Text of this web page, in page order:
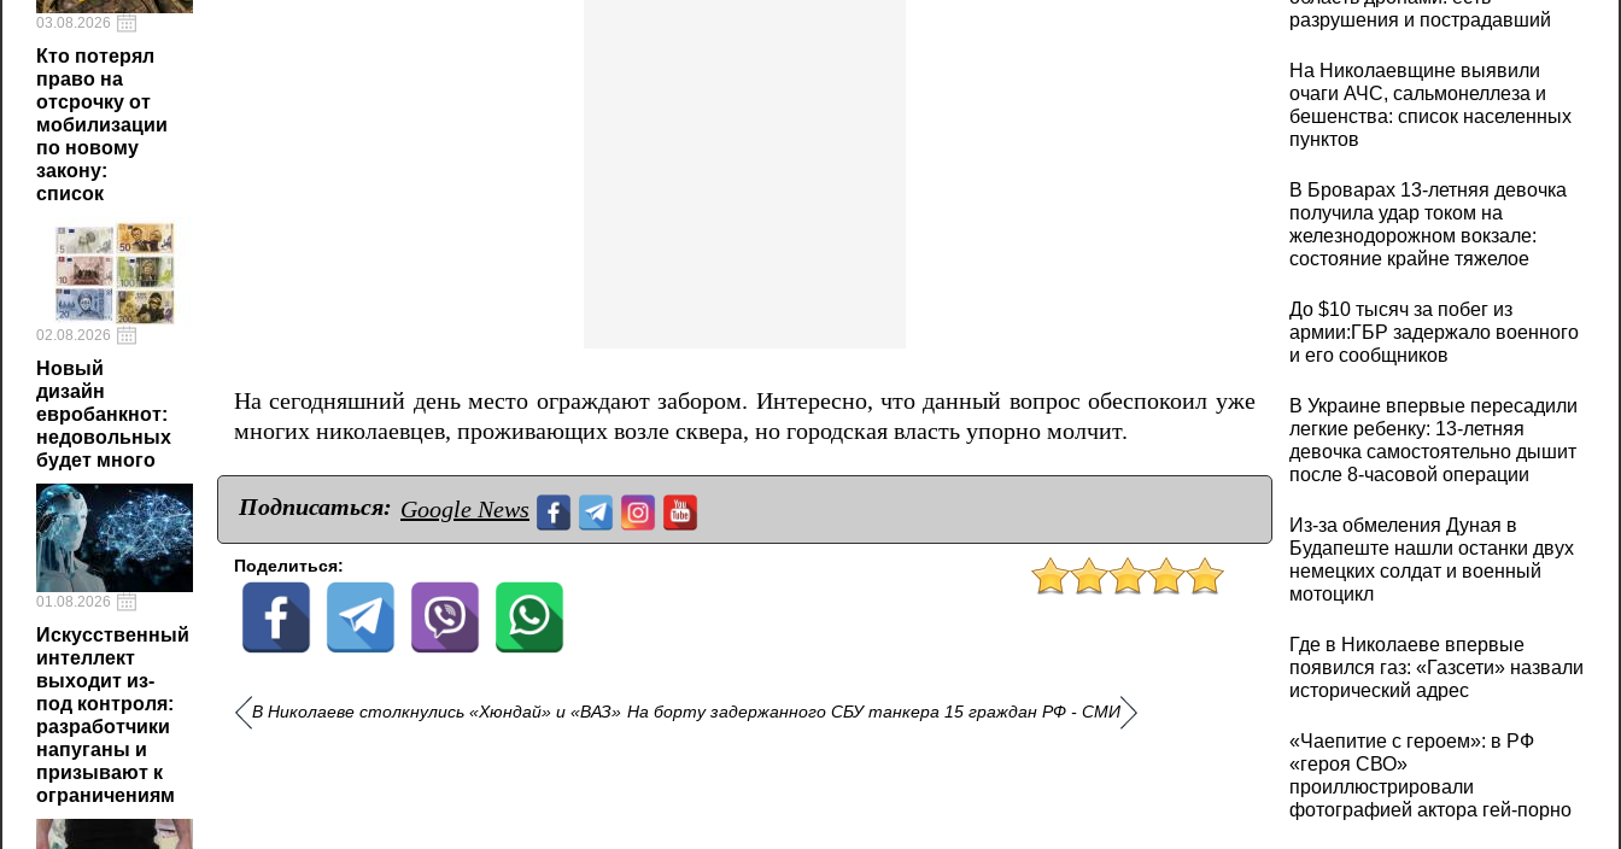
03.08.2026
Кто потерял
право на
отсрочку от
мобилизации
по новому
закону:
список
02.08.2026
Новый
дизайн
евробанкнот:
недовольных
будет много
01.08.2026
Искусственный
интеллект
выходит из-
под контроля:
разработчики
напуганы и
призывают к
ограничениям
На сегодняшний день место ограждают забором. Интересно, что данный вопрос обеспокоил уже
многих николаевцев, проживающих возле сквера, но городская власть упорно молчит.
Подписаться: Google News
Поделиться:
В Николаеве столкнулись «Хюндай» и «ВАЗ» На борту задержанного СБУ танкера 15 граждан РФ - СМИ
разрушения и пострадавший
На Николаевщине выявили
очаги АЧС, сальмонеллеза и
бешенства: список населенных
пунктов
В Броварах 13-летняя девочка
получила удар током на
железнодорожном вокзале:
состояние крайне тяжелое
До $10 тысяч за побег из
армии:ГБР задержало военного
и его сообщников
В Украине впервые пересадили
легкие ребенку: 13-летняя
девочка самостоятельно дышит
после 8-часовой операции
Из-за обмеления Дуная в
Будапеште нашли останки двух
немецких солдат и военный
мотоцикл
Где в Николаеве впервые
появился газ: «Газсети» назвали
исторический адрес
«Чаепитие с героем»: в РФ
«героя СВО»
проиллюстрировали
фотографией актора гей-порно